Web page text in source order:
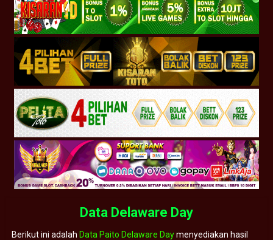
Data Delaware Day
Berikut ini adalah Data Paito Delaware Daymenyediakan hasil